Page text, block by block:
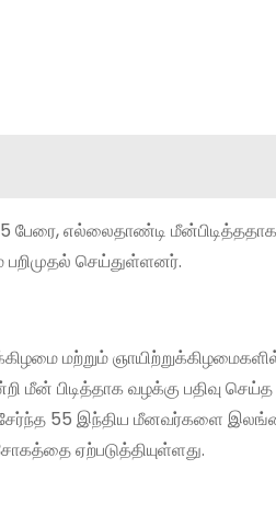
எல்லைதாண்டி
பறிமுதல் செய்துள்ளனர்.
மற்றும்
மீன் பிடித்தாக வழக்கு பதிவு
55 இந்திய மீனவர்களை
ஏற்படுத்தியுள்ளது.